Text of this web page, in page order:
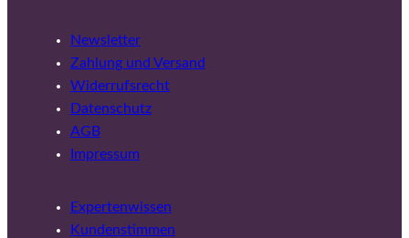
Newsletter
Zahlung und Versand
Widerrufsrecht
Datenschutz
AGB
Impressum
Expertenwissen
Kundenstimmen